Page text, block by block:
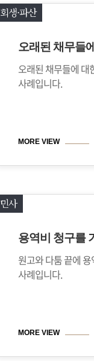
회생⋅파산
오래된 채무들에 대
사례입니다.
MORE VIEW
민사
용역비 청구를
원고와 다툼 끝에
사례입니다.
MORE VIEW